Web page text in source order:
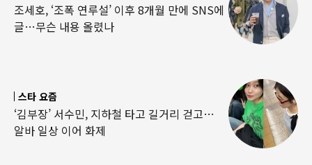
조세호, ‘조폭 연루설’ 이후 8개월 만에 SNS에
글…무슨 내용 올렸나
스타 요즘
‘김부장’ 서수민, 지하철 타고 길거리 걷고…
알바 일상 이어 화제